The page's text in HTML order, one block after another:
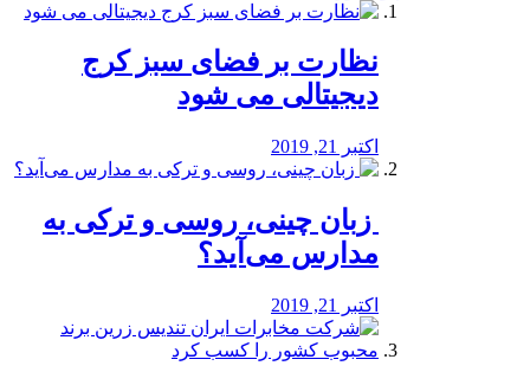
نظارت بر فضای سبز کرج
دیجیتالی می شود
اکتبر 21, 2019
️ زبان چینی، روسی و ترکی به
مدارس می‌آید؟
اکتبر 21, 2019